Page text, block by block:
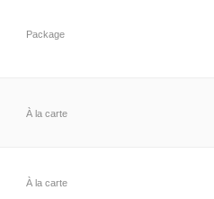
Package
À la carte
À la carte